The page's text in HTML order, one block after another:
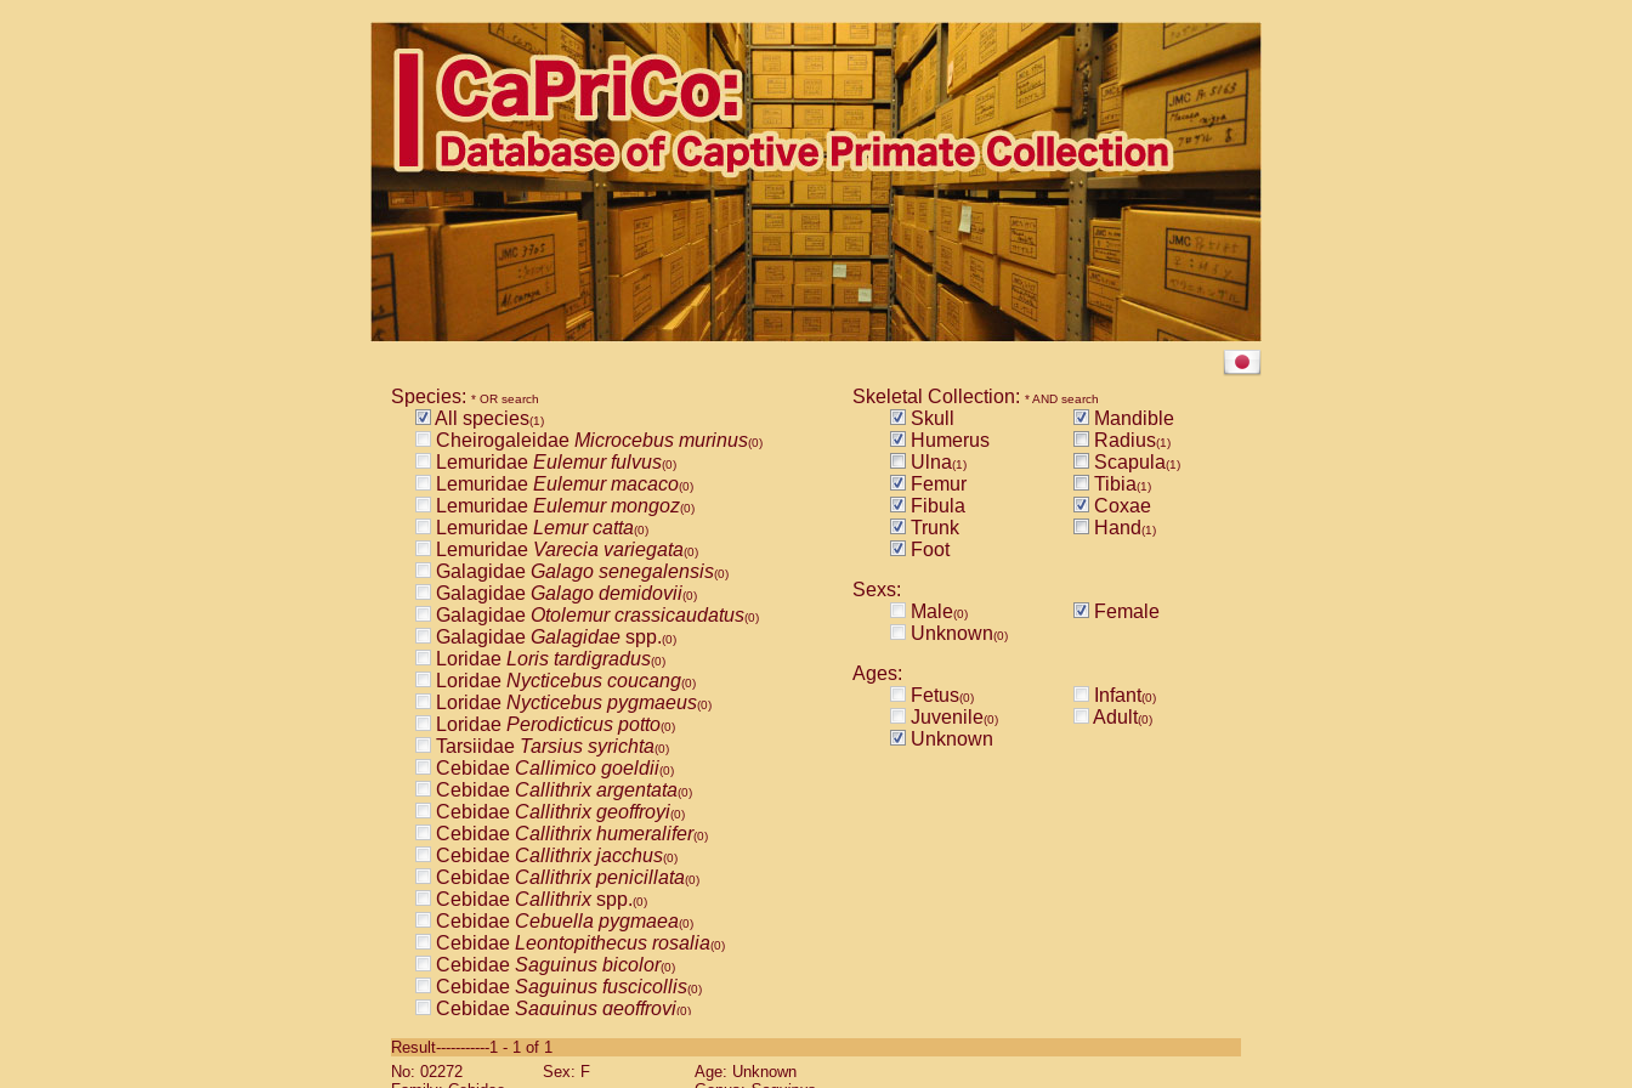
Species: * OR search
All species(1)
Cheirogaleidae Microcebus murinus(0)
Lemuridae Eulemur fulvus(0)
Lemuridae Eulemur macaco(0)
Lemuridae Eulemur mongoz(0)
Lemuridae Lemur catta(0)
Lemuridae Varecia variegata(0)
Galagidae Galago senegalensis(0)
Galagidae Galago demidovii(0)
Galagidae Otolemur crassicaudatus(0)
Galagidae Galagidae spp.(0)
Loridae Loris tardigradus(0)
Loridae Nycticebus coucang(0)
Loridae Nycticebus pygmaeus(0)
Loridae Perodicticus potto(0)
Tarsiidae Tarsius syrichta(0)
Cebidae Callimico goeldii(0)
Cebidae Callithrix argentata(0)
Cebidae Callithrix geoffroyi(0)
Cebidae Callithrix humeralifer(0)
Cebidae Callithrix jacchus(0)
Cebidae Callithrix penicillata(0)
Cebidae Callithrixspp.(0)
Cebidae Cebuella pygmaea(0)
Cebidae Leontopithecus rosalia(0)
Cebidae Saguinus bicolor(0)
Cebidae Saguinus fuscicollis(0)
Cebidae Saguinus geoffroyi(0)
CebidaeSaguinus labiatus(0)
Cebidae Saguinus leucopus (0)
Skeletal Collection: * AND search
Skull
Mandible
Humerus
Radius(1)
Ulna(1) Scapula(1)
Femur Tibia(1)
Fibula
Coxae
Trunk
Hand(1)
Foot
Sexs:
Male(0)
Female
Unknown(0)
Ages:
Fetus(0) Infant(0)
Juvenile(0) Adult(0)
Unknown
Result-----------1 - 1 of 1
No: 02272
Sex: F
Age: Unknown